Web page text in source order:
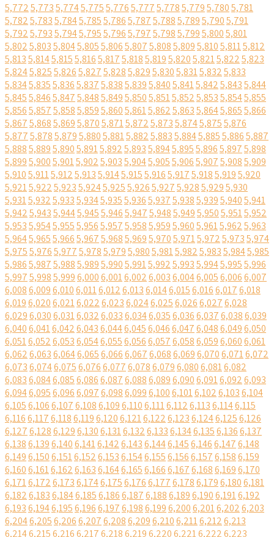
5,7725,7735,7745,7755,7765,7775,7785,7795,7805,781
5,7825,7835,7845,7855,7865,7875,7885,7895,7905,791
5,7925,7935,7945,7955,7965,7975,7985,7995,8005,801
5,8025,8035,8045,8055,8065,8075,8085,8095,8105,8115,812
5,8135,8145,8155,8165,8175,8185,8195,8205,8215,8225,823
5,8245,8255,8265,8275,8285,8295,8305,8315,8325,833
5,8345,8355,8365,8375,8385,8395,8405,8415,8425,8435,844
5,8455,8465,8475,8485,8495,8505,8515,8525,8535,8545,855
5,8565,8575,8585,8595,8605,8615,8625,8635,8645,8655,866
5,8675,8685,8695,8705,8715,8725,8735,8745,8755,876
5,8775,8785,8795,8805,8815,8825,8835,8845,8855,8865,887
5,8885,8895,8905,8915,8925,8935,8945,8955,8965,8975,898
5,8995,9005,9015,9025,9035,9045,9055,9065,9075,9085,909
5,9105,9115,9125,9135,9145,9155,9165,9175,9185,9195,920
5,9215,9225,9235,9245,9255,9265,9275,9285,9295,930
5,9315,9325,9335,9345,9355,9365,9375,9385,9395,9405,941
5,9425,9435,9445,9455,9465,9475,9485,9495,9505,9515,952
5,9535,9545,9555,9565,9575,9585,9595,9605,9615,9625,963
5,9645,9655,9665,9675,9685,9695,9705,9715,9725,9735,974
5,9755,9765,9775,9785,9795,9805,9815,9825,9835,9845,985
5,9865,9875,9885,9895,9905,9915,9925,9935,9945,9955,996
5,9975,9985,9996,0006,0016,0026,0036,0046,0056,0066,007
6,0086,0096,0106,0116,0126,0136,0146,0156,0166,0176,018
6,0196,0206,0216,0226,0236,0246,0256,0266,0276,028
6,0296,0306,0316,0326,0336,0346,0356,0366,0376,0386,039
6,0406,0416,0426,0436,0446,0456,0466,0476,0486,0496,050
6,0516,0526,0536,0546,0556,0566,0576,0586,0596,0606,061
6,0626,0636,0646,0656,0666,0676,0686,0696,0706,0716,072
6,0736,0746,0756,0766,0776,0786,0796,0806,0816,082
6,0836,0846,0856,0866,0876,0886,0896,0906,0916,0926,093
6,0946,0956,0966,0976,0986,0996,1006,1016,1026,1036,104
6,1056,1066,1076,1086,1096,1106,1116,1126,1136,1146,115
6,1166,1176,1186,1196,1206,1216,1226,1236,1246,1256,126
6,1276,1286,1296,1306,1316,1326,1336,1346,1356,1366,137
6,1386,1396,1406,1416,1426,1436,1446,1456,1466,1476,148
6,1496,1506,1516,1526,1536,1546,1556,1566,1576,1586,159
6,1606,1616,1626,1636,1646,1656,1666,1676,1686,1696,170
6,1716,1726,1736,1746,1756,1766,1776,1786,1796,1806,181
6,1826,1836,1846,1856,1866,1876,1886,1896,1906,1916,192
6,1936,1946,1956,1966,1976,1986,1996,2006,2016,2026,203
6,2046,2056,2066,2076,2086,2096,2106,2116,2126,213
6,2146,2156,2166,2176,2186,2196,2206,2216,2226,223